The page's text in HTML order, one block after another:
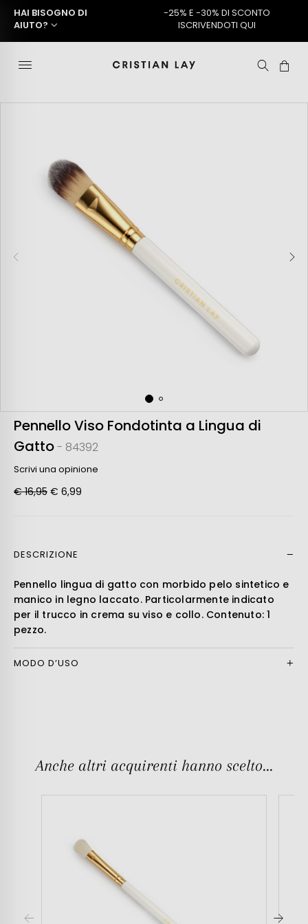
HAI BISOGNO DI
AIUTO?
-25% E -30% DI SCONTO
ISCRIVENDOTI QUI
Pennello Viso Fondotinta a Lingua di
Gatto- 84392
Scrivi una opinione
€ 16,95 € 6,99
DESCRIZIONE
Pennello lingua di gatto con morbido pelo sintetico e
manico in legno laccato. Particolarmente indicato
per il trucco in crema su viso e collo. Contenuto: 1
pezzo.
MODO D’USO
Anche altri acquirenti hanno scelto...